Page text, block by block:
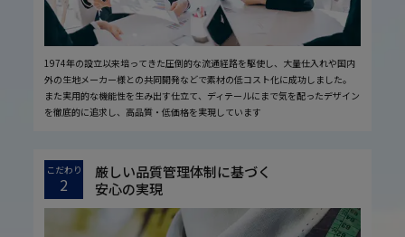
1974年の設立以来培ってきた圧倒的な流通経路を駆使し、大量仕入れや国内
外の生地メーカー様との共同開発などで素材の低コスト化に成功しました。
また実用的な機能性を生み出す仕立て、ディテールにまで気を配ったデザイン
を徹底的に追求し、高品質・低価格を実現しています
こだわり
2
厳しい品質管理体制に基づく
安心の実現